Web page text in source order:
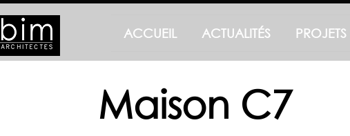
ACCUEIL ACTUALITÉS PROJETS
Maison C7